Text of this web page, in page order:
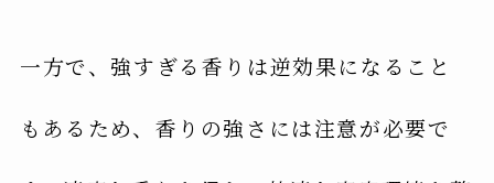
一方で、強すぎる香りは逆効果になること
もあるため、香りの強さには注意が必要で